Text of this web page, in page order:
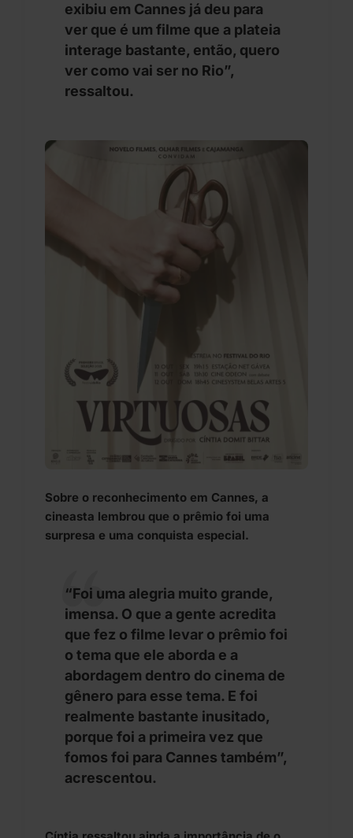
exibiu em Cannes já deu para
ver que é um filme que a plateia
interage bastante, então, quero
ver como vai ser no Rio”,
ressaltou.
Sobre o reconhecimento em Cannes, a
cineasta lembrou que o prêmio foi uma
surpresa e uma conquista especial.
“Foi uma alegria muito grande,
imensa. O que a gente acredita
que fez o filme levar o prêmio foi
o tema que ele aborda e a
abordagem dentro do cinema de
gênero para esse tema. E foi
realmente bastante inusitado,
porque foi a primeira vez que
fomos foi para Cannes também”,
acrescentou.